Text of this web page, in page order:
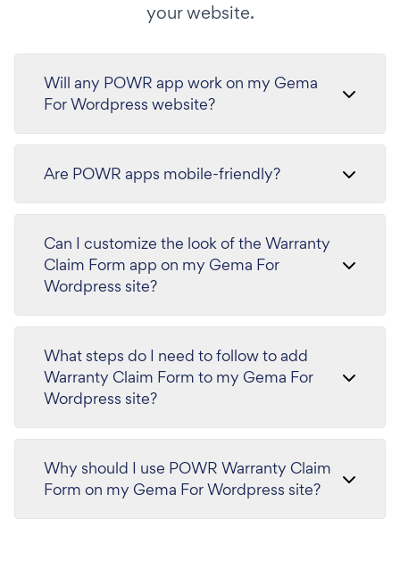
your website.
Will any POWR app work on my Gema
For Wordpress website?
Are POWR apps mobile-friendly?
Can I customize the look of the Warranty
Claim Form app on my Gema For
Wordpress site?
What steps do I need to follow to add
Warranty Claim Form to my Gema For
Wordpress site?
Why should I use POWR Warranty Claim
Form on my Gema For Wordpress site?